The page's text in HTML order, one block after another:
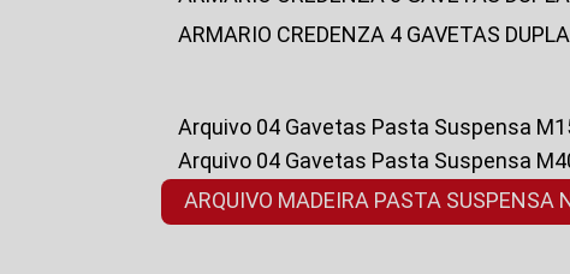
ARMARIO CREDENZA 4 GAVETAS
Arquivo 04 Gavetas Pasta Suspensa
Arquivo 04 Gavetas Pasta Suspensa
ARQUIVO MADEIRA PASTA SUSPENSA